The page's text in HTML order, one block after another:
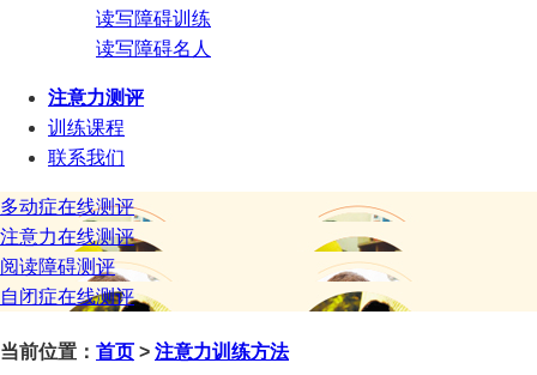
读写障碍训练
读写障碍名人
注意力测评
训练课程
联系我们
多动症在线测评
注意力在线测评
阅读障碍测评
自闭症在线测评
当前位置： 首页 > 注意力训练方法